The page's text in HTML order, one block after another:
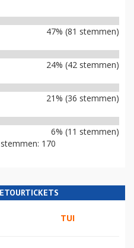
47% (81 stemmen)
24% (42 stemmen)
21% (36 stemmen)
6% (11 stemmen)
170
TUI